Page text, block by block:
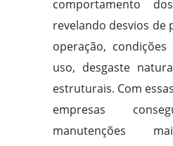
comportamento
revelando desvios de
operação,
uso, desgaste
estruturais. Com
empresas
manutenções